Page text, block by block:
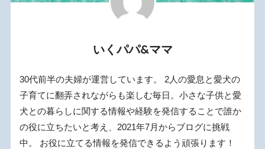
いくパパ&ママ
30代前半の夫婦が運営しています。 2人の愛息と愛犬の
子育てに翻弄されながらも楽しむ毎日。小さな子供と愛
犬との暮らしに関する情報や経験を発信することで誰か
の役に立ちたいと考え、2021年7月からブログに挑戦
中。 お役に立てる情報を発信できるよう頑張ります！